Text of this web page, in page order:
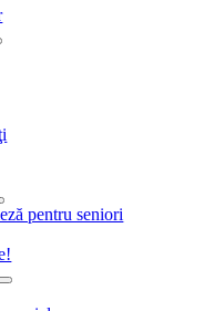
pentru seniori